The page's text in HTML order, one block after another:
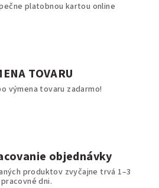
platobnou kartou online
TOVARU
výmena tovaru zadarmo!
objednávky
produktov zvyčajne trvá 1–3
pracovné dni.